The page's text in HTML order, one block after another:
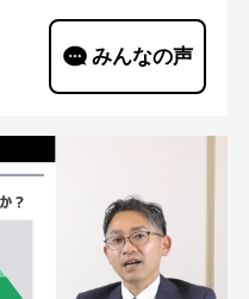
みんなの声